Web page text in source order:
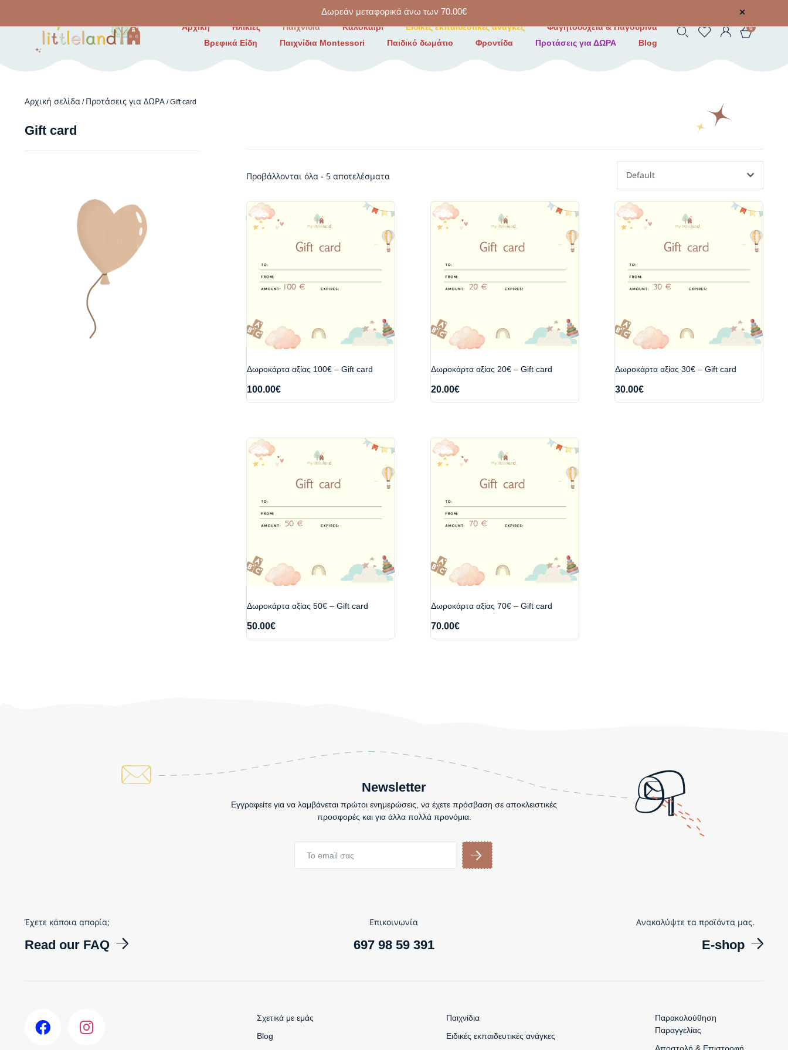
Δωρεάν μεταφορικά άνω των 70.00€
✕
Αρχική
Ηλικίες Παιχνίδια Καλοκαίρι Ειδικές εκπαιδευτικές ανάγκες
Φαγητοδοχεία & Παγουρίνα
Βρεφικά Είδη
Παιχνίδια Montessori Παιδικό δωμάτιο Φροντίδα Προτάσεις για ΔΩΡΑ Blog
0
Αρχική σελίδα / Προτάσεις για ΔΩΡΑ / Gift card
Gift card
Προβάλλονται όλα - 5 αποτελέσματα Default
Δωροκάρτα αξίας 100€ – Gift card
100.00€
Δωροκάρτα αξίας 20€ – Gift card
20.00€
Δωροκάρτα αξίας 30€ – Gift card
30.00€
Δωροκάρτα αξίας 50€ – Gift card
50.00€
Δωροκάρτα αξίας 70€ – Gift card
70.00€
Newsletter
Εγγραφείτε για να λαμβάνεται πρώτοι ενημερώσεις, να έχετε πρόσβαση σε αποκλειστικές
προσφορές και για άλλα πολλά προνόμια.
Έχετε κάποια απορία;
Read our FAQ
Επικοινωνία
697 98 59 391
Ανακαλύψτε τα προϊόντα μας.
E-shop
Σχετικά με εμάς
Blog
Παιχνίδια
Ειδικές εκπαιδευτικές ανάγκες
Παρακολούθηση
Παραγγελίας